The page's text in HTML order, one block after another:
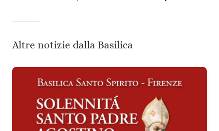
Altre notizie dalla Basilica